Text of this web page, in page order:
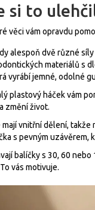
si to
věci vám opravdu
alespoň dvě různé
materiálů s
vyrábí jemné, odolné
plastový háček vám
změní život.
vnitřní dělení, takže
s pevným uzávěrem,
balíčky s 30, 60
vás motivuje.